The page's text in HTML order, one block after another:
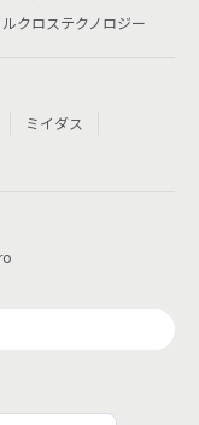
クロステクノロジー
ミイダス